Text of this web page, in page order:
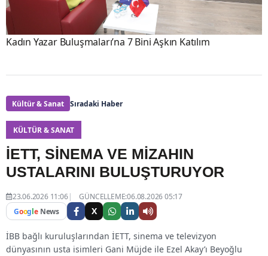
Kadın Yazar Buluşmaları’na 7 Bini Aşkın Katılım
Kültür & Sanat Sıradaki Haber
KÜLTÜR & SANAT
İETT, SİNEMA VE MİZAHIN
USTALARINI BULUŞTURUYOR
23.06.2026 11:06
GÜNCELLEME:06.08.2026 05:17
Google News X
İBB bağlı kuruluşlarından İETT, sinema ve televizyon
dünyasının usta isimleri Gani Müjde ile Ezel Akay’ı Beyoğlu